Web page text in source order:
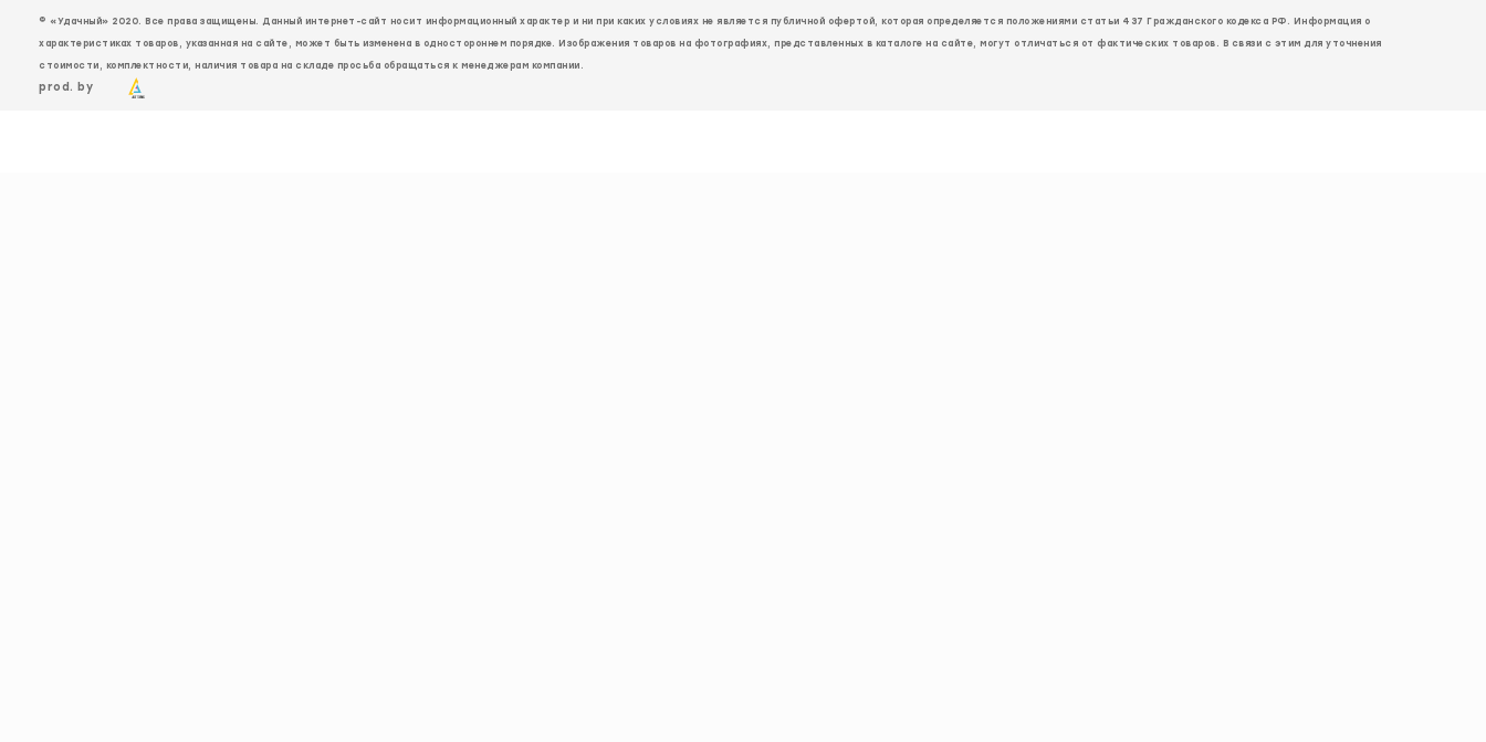
© «Удачный» 2020. Все права защищены. Данный интернет-сайт носит информационный характер и ни при каких условиях не является публичной офертой, которая определяется положениями статьи 437 Гражданского кодекса РФ. Информация о
характеристиках товаров, указанная на сайте, может быть изменена в одностороннем порядке. Изображения товаров на фотографиях, представленных в каталоге на сайте, могут отличаться от фактических товаров. В связи с этим для уточнения
стоимости, комплектности, наличия товара на складе просьба обращаться к менеджерам компании.
prod. by